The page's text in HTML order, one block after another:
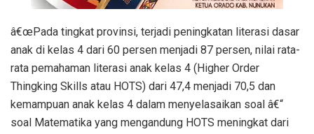
â€œPada tingkat provinsi, terjadi peningkatan literasi dasar
anak di kelas 4 dari 60 persen menjadi 87 persen, nilai rata-
rata pemahaman literasi anak kelas 4 (Higher Order
Thingking Skills atau HOTS) dari 47,4 menjadi 70,5 dan
kemampuan anak kelas 4 dalam menyelasaikan soal â€“
soal Matematika yang mengandung HOTS meningkat dari